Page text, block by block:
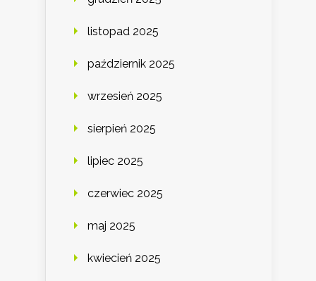
listopad 2025
październik 2025
wrzesień 2025
sierpień 2025
lipiec 2025
czerwiec 2025
maj 2025
kwiecień 2025